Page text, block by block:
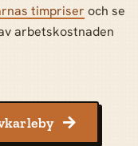
timpriser och se
arbetskostnaden
